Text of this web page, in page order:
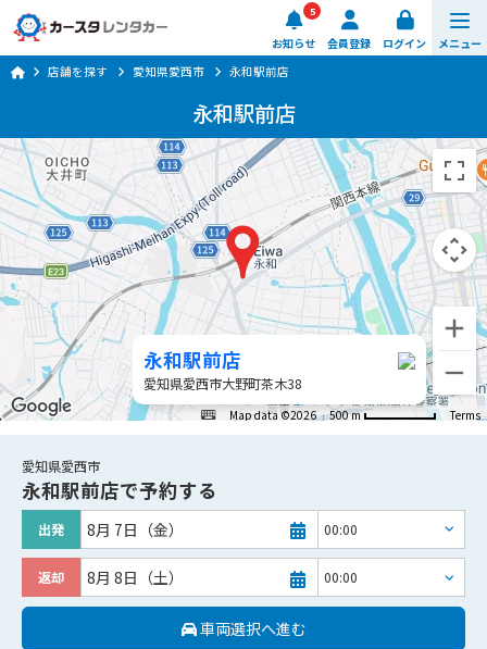
お知らせ
5
会員登録 ログイン メニュー
車種・料金
店舗を探す
ご利用ガイド
楽のりスマート
0570-064-179
店舗を探す 愛知県愛西市 永和駅前店
永和駅前店
Map data ©2026 500 m Terms
永和駅前店
愛知県愛西市大野町茶木38
愛知県愛西市
永和駅前店で予約する
出発 8月 7日（金）
返却 8月 8日（土）
車両選択へ進む